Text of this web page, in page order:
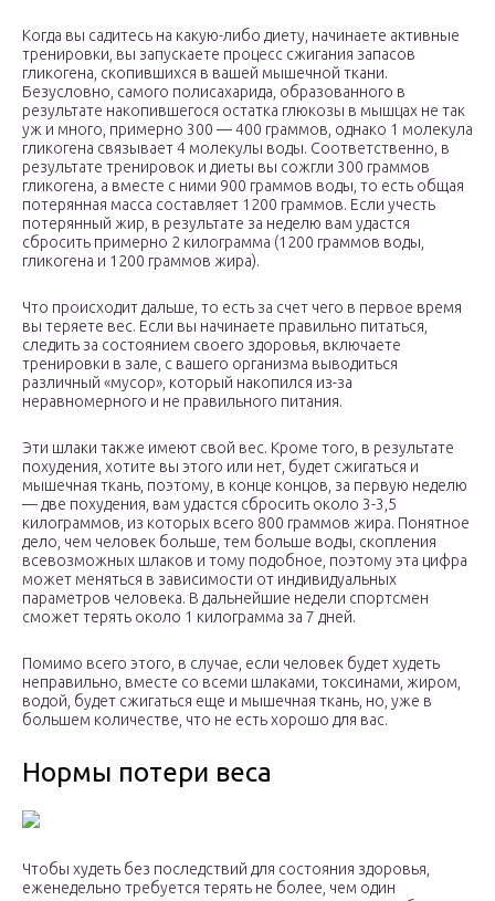
Когда вы садитесь на какую-либо диету, начинаете активные
тренировки, вы запускаете процесс сжигания запасов
гликогена, скопившихся в вашей мышечной ткани.
Безусловно, самого полисахарида, образованного в
результате накопившегося остатка глюкозы в мышцах не так
уж и много, примерно 300 — 400 граммов, однако 1 молекула
гликогена связывает 4 молекулы воды. Соответственно, в
результате тренировок и диеты вы сожгли 300 граммов
гликогена, а вместе с ними 900 граммов воды, то есть общая
потерянная масса составляет 1200 граммов. Если учесть
потерянный жир, в результате за неделю вам удастся
сбросить примерно 2 килограмма (1200 граммов воды,
гликогена и 1200 граммов жира).
Что происходит дальше, то есть за счет чего в первое время
вы теряете вес. Если вы начинаете правильно питаться,
следить за состоянием своего здоровья, включаете
тренировки в зале, с вашего организма выводиться
различный «мусор», который накопился из-за
неравномерного и не правильного питания.
Эти шлаки также имеют свой вес. Кроме того, в результате
похудения, хотите вы этого или нет, будет сжигаться и
мышечная ткань, поэтому, в конце концов, за первую неделю
— две похудения, вам удастся сбросить около 3-3,5
килограммов, из которых всего 800 граммов жира. Понятное
дело, чем человек больше, тем больше воды, скопления
всевозможных шлаков и тому подобное, поэтому эта цифра
может меняться в зависимости от индивидуальных
параметров человека. В дальнейшие недели спортсмен
сможет терять около 1 килограмма за 7 дней.
Помимо всего этого, в случае, если человек будет худеть
неправильно, вместе со всеми шлаками, токсинами, жиром,
водой, будет сжигаться еще и мышечная ткань, но, уже в
большем количестве, что не есть хорошо для вас.
Нормы потери веса
Чтобы худеть без последствий для состояния здоровья,
еженедельно требуется терять не более, чем один